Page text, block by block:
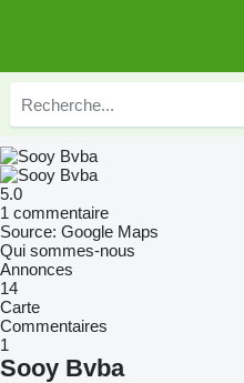
5.0
1 commentaire
Source: Google Maps
Qui sommes-nous
Annonces
14
Carte
Commentaires
1
Sooy Bvba